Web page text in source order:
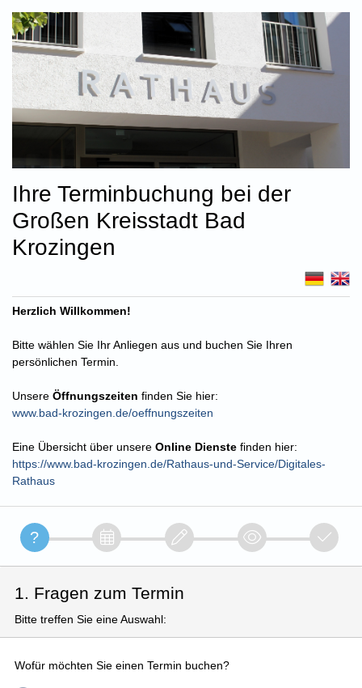
Ihre Terminbuchung bei der
Großen Kreisstadt Bad
Krozingen
Herzlich Willkommen!
Bitte wählen Sie Ihr Anliegen aus und buchen Sie Ihren
persönlichen Termin.
Unsere Öffnungszeiten finden Sie hier:
www.bad-krozingen.de/oeffnungszeiten
Eine Übersicht über unsere Online Dienste finden hier:
https://www.bad-krozingen.de/Rathaus-und-Service/Digitales-
Rathaus
1. Fragen zum Termin
Bitte treffen Sie eine Auswahl:
Wofür möchten Sie einen Termin buchen?